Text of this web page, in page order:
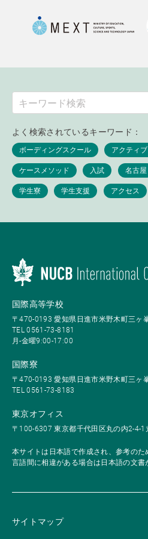
よく検索されているキーワード：
国際高等学校
〒470-0193 愛知県日進市米野木町三ヶ
TEL 0561-73-8181
月-金曜9:00-17:00
国際寮
〒470-0193 愛知県日進市米野木町三ヶ
TEL 0561-73-8183
東京オフィス
〒100-6307 東京都千代田区丸の内2-4-1
本サイトは日本語で作成され、参考の
言語間に相違がある場合は日本語の文書
サイトマップ